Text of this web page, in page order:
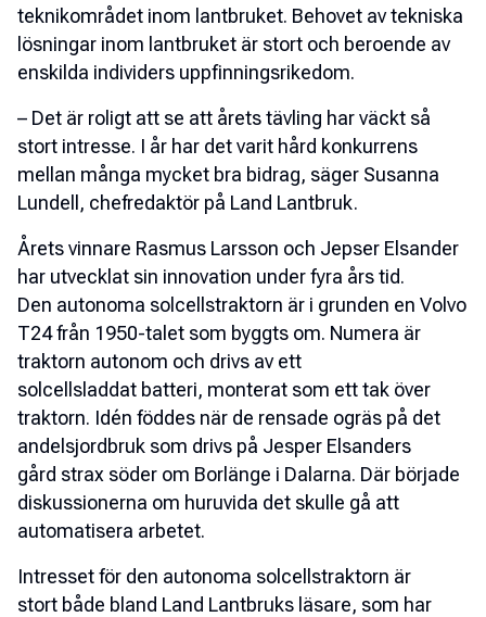
teknikområdet inom lantbruket. Behovet av tekniska
lösningar inom lantbruket är stort och beroende av
enskilda individers uppfinningsrikedom.
– Det är roligt att se att årets tävling har väckt så
stort intresse. I år har det varit hård konkurrens
mellan många mycket bra bidrag, säger Susanna
Lundell, chefredaktör på Land Lantbruk.
Årets vinnare Rasmus Larsson och Jepser Elsander
har utvecklat sin innovation under fyra års tid.
Den autonoma solcellstraktorn är i grunden en Volvo
T24 från 1950-talet som byggts om. Numera är
traktorn autonom och drivs av ett
solcellsladdat batteri, monterat som ett tak över
traktorn. Idén föddes när de rensade ogräs på det
andelsjordbruk som drivs på Jesper Elsanders
gård strax söder om Borlänge i Dalarna. Där började
diskussionerna om huruvida det skulle gå att
automatisera arbetet.
Intresset för den autonoma solcellstraktorn är
stort både bland Land Lantbruks läsare, som har